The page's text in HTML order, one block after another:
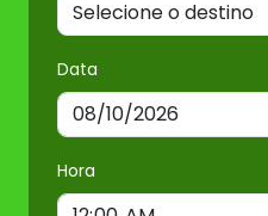
Data
Hora